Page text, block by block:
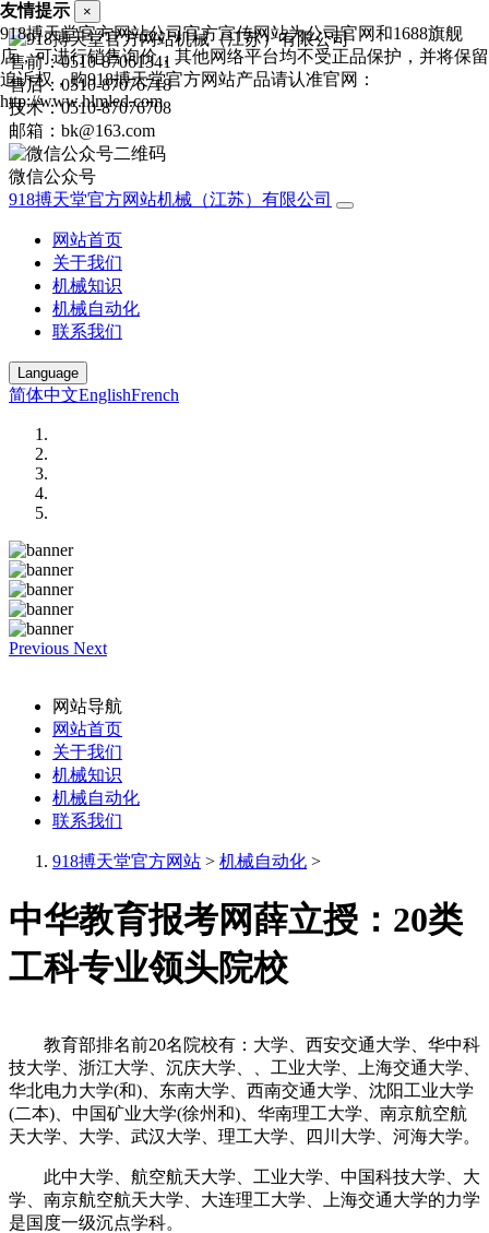
售前：0510-87061341
售后：0510-87076718
技术：0510-87076708
邮箱：bk@163.com
微信公众号
918搏天堂官方网站机械（江苏）有限公司
网站首页
关于我们
机械知识
机械自动化
联系我们
Language
简体中文EnglishFrench
Previous Next
网站导航
网站首页
关于我们
机械知识
机械自动化
联系我们
918搏天堂官方网站 > 机械自动化 >
中华教育报考网薛立授：20类
工科专业领头院校
教育部排名前20名院校有：大学、西安交通大学、华中科
技大学、浙江大学、沉庆大学、、工业大学、上海交通大学、
华北电力大学(和)、东南大学、西南交通大学、沈阳工业大学
(二本)、中国矿业大学(徐州和)、华南理工大学、南京航空航
天大学、大学、武汉大学、理工大学、四川大学、河海大学。
此中大学、航空航天大学、工业大学、中国科技大学、大
学、南京航空航天大学、大连理工大学、上海交通大学的力学
是国度一级沉点学科。
友情提示 ×
918搏天堂官方网站公司官方宣传网站为公司官网和1688旗舰
店，可进行销售询价，其他网络平台均不受正品保护，并将保留
追诉权，购918搏天堂官方网站产品请认准官网：
http://www.hlmled.com